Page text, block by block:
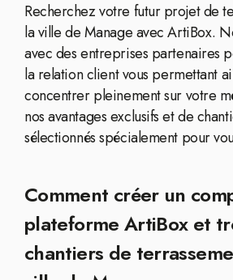
Recherchez votre futur projet de
la ville de Manage avec ArtiBox.
avec des entreprises partenaires
la relation client vous permettant
concentrer pleinement sur votre
nos avantages exclusifs et de
sélectionnés spécialement pour
Comment créer un
plateforme ArtiBox et
chantiers de